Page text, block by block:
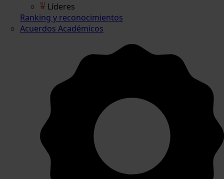
Líderes
Ranking y reconocimientos
Acuerdos Académicos